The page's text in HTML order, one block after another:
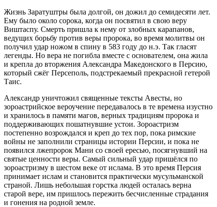
Жизнь Заратуштры была долгой, он дожил до семидесяти лет.
Ему было около сорока, когда он посвятил в свою веру
Виштаспу. Смерть пришла к нему от злобных карапанов,
ведущих борьбу против веры пророка, во время молитвы он
получил удар ножом в спину в 583 году до н.э. Так гласят
легенды. Но вера не погибла вместе с основателем, она жила
и крепла до вторжения Александра Македонского в Персию,
который сжёг Персеполь, подстрекаемый прекрасной гетерой
Таис.
Александр уничтожил священные тексты Авесты, но
зороастрийское вероучение передавалось в те времена изустно
и хранилось в памяти магов, верных традициям пророка и
поддерживающих пошатнувшие устои. Зороастризм
постепенно возрождался и креп до тех пор, пока римские
войны не заполнили страницы истории Персии, и пока не
появился лжепророк Мани со своей ересью, посягнувший на
святые ценности веры. Самый сильный удар пришёлся по
зороастризму в шестом веке от ислама. В это время Персия
принимает ислам и становится практически мусульманской
страной. Лишь небольшая горстка людей осталась верна
старой вере, им пришлось пережить бесчисленные страдания
и гонения на родной земле.